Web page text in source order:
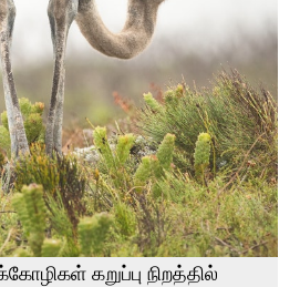
கறுப்பு நிறத்தில்